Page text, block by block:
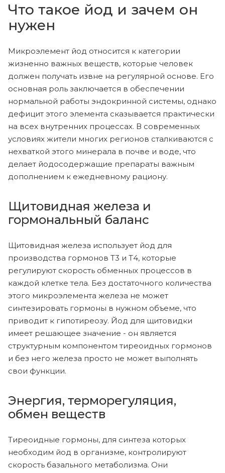
Что такое йод и зачем он
нужен
Микроэлемент йод относится к категории
жизненно важных веществ, которые человек
должен получать извне на регулярной основе. Его
основная роль заключается в обеспечении
нормальной работы эндокринной системы, однако
дефицит этого элемента сказывается практически
на всех внутренних процессах. В современных
условиях жители многих регионов сталкиваются с
нехваткой этого минерала в почве и воде, что
делает йодосодержащие препараты важным
дополнением к ежедневному рациону.
Щитовидная железа и
гормональный баланс
Щитовидная железа использует йод для
производства гормонов Т3 и Т4, которые
регулируют скорость обменных процессов в
каждой клетке тела. Без достаточного количества
этого микроэлемента железа не может
синтезировать гормоны в нужном объеме, что
приводит к гипотиреозу. Йод для щитовидки
имеет решающее значение - он является
структурным компонентом тиреоидных гормонов
и без него железа просто не может выполнять
свои функции.
Энергия, терморегуляция,
обмен веществ
Тиреоидные гормоны, для синтеза которых
необходим йод в организме, контролируют
скорость базального метаболизма. Они